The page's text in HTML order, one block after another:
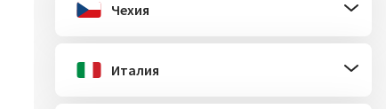
Чехия
Италия